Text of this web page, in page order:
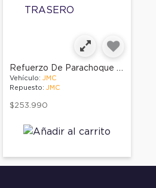
Refuerzo De Parachoque Trasero
Vehículo: JMC
Repuesto: JMC
$253.990